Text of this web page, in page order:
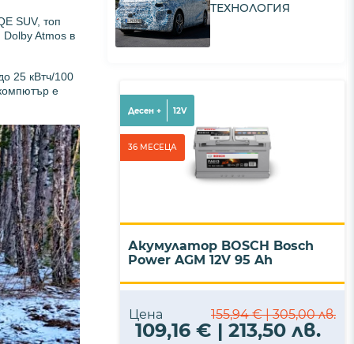
SUV, топ
Atmos в
25 кВтч/100
е
ТЕХНОЛОГИЯ
Десен + 12V
36 МЕСЕЦА
Акумулатор BOSCH Bosch
Power AGM 12V 95 Ah
Цена 155,94 € | 305,00 лв.
109,16 € | 213,50 лв.